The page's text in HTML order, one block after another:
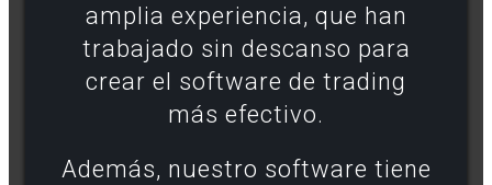
amplia experiencia, que han
trabajado sin descanso para
crear el software de trading
más efectivo.
Además, nuestro software tiene